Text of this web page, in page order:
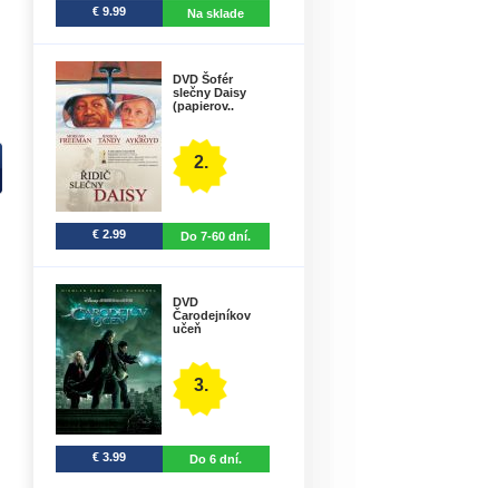
€ 9.99 Na sklade
DVD Šofér
slečny Daisy
(papierov..
2.
€ 2.99 Do 7-60 dní.
DVD
Čarodejníkov
učeň
3.
€ 3.99 Do 6 dní.